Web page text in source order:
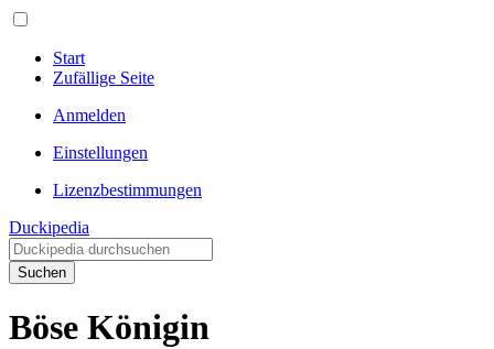
Start
Zufällige Seite
Anmelden
Einstellungen
Lizenzbestimmungen
Duckipedia
Suchen
Böse Königin